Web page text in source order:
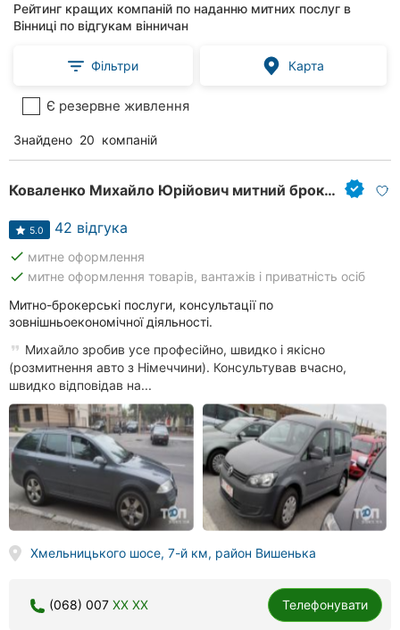
Рейтинг кращих компаній по наданню митних послуг в
Вінниці по відгукам вінничан
Фільтри Карта
Є резервне живлення
Знайдено 20 компаній
Коваленко Михайло Юрійович митний брокер
5.0 42 відгука
done митне оформлення
done митне оформлення товарів, вантажів і приватність осіб
Митно-брокерські послуги, консультації по
зовнішньоекономічної діяльності.
Михайло зробив усе професійно, швидко і якісно
(розмитнення авто з Німеччини). Консультував вчасно,
швидко відповідав на...
Хмельницького шосе, 7-й км, район Вишенька
(068) 007 XX XX Телефонувати